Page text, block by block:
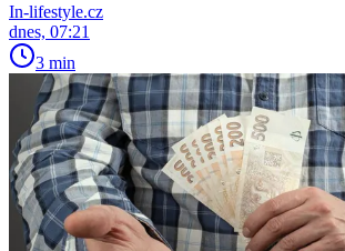
In-lifestyle.cz
dnes, 07:21
3 min